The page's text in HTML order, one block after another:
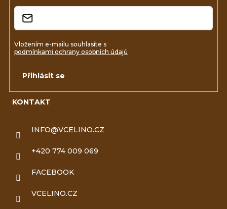
KONTAKT
INFO@VCELINO.CZ
+420 774 009 069
FACEBOOK
VCELINO.CZ
Vložením e-mailu souhlasíte s
podmínkami ochrany osobních údajů
Přihlásit se